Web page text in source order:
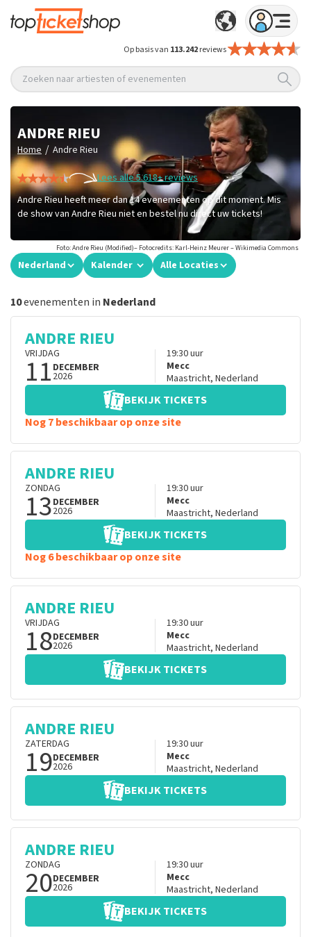
Op basis van 113.242reviews
Zoeken naar artiesten of evenementen
ANDRE RIEU
Home / Andre Rieu
Lees alle 5.618+ reviews
Andre Rieu heeft meer dan 14 evenementen op dit moment. Mis
de show van Andre Rieu niet en bestel nu direct uw tickets!
Foto: Andre Rieu (Modified)– Fotocredits: Karl-Heinz Meurer – Wikimedia Commons
Nederland Kalender Alle Locaties
10evenementen in Nederland
ANDRE RIEU
VRIJDAG
11 DECEMBER
2026
19:30uur
Mecc
Maastricht, Nederland
BEKIJK TICKETS
Nog 7 beschikbaar op onze site
ANDRE RIEU
ZONDAG
13DECEMBER
2026
19:30uur
Mecc
Maastricht, Nederland
BEKIJK TICKETS
Nog 6 beschikbaar op onze site
ANDRE RIEU
VRIJDAG
18DECEMBER
2026
19:30uur
Mecc
Maastricht, Nederland
BEKIJK TICKETS
ANDRE RIEU
ZATERDAG
19DECEMBER
2026
19:30uur
Mecc
Maastricht, Nederland
BEKIJK TICKETS
ANDRE RIEU
ZONDAG
20DECEMBER
2026
19:30uur
Mecc
Maastricht, Nederland
BEKIJK TICKETS